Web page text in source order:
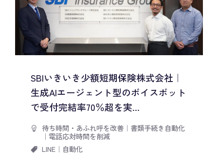
SBIいきいき少額短期保険株式会社｜
生成AIエージェント型のボイスボット
で受付完結率70％超を実...
待ち時間・あふれ呼を改善｜ 書類手続き自動化
｜ 電話応対時間を削減
LINE｜ 自動化